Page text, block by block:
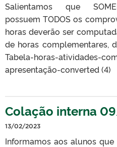
Salientamos que
possuem TODOS os
horas deverão ser
de horas complementares,
Tabela-horas-atividades-
apresentação-converted (4)
Colação interna
13/02/2023
Informamos aos alunos